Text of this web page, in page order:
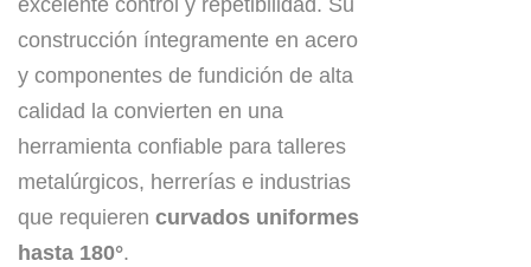
excelente control y repetibilidad. Su
construcción íntegramente en acero
y componentes de fundición de alta
calidad la convierten en una
herramienta confiable para talleres
metalúrgicos, herrerías e industrias
que requieren curvados uniformes
hasta 180°.